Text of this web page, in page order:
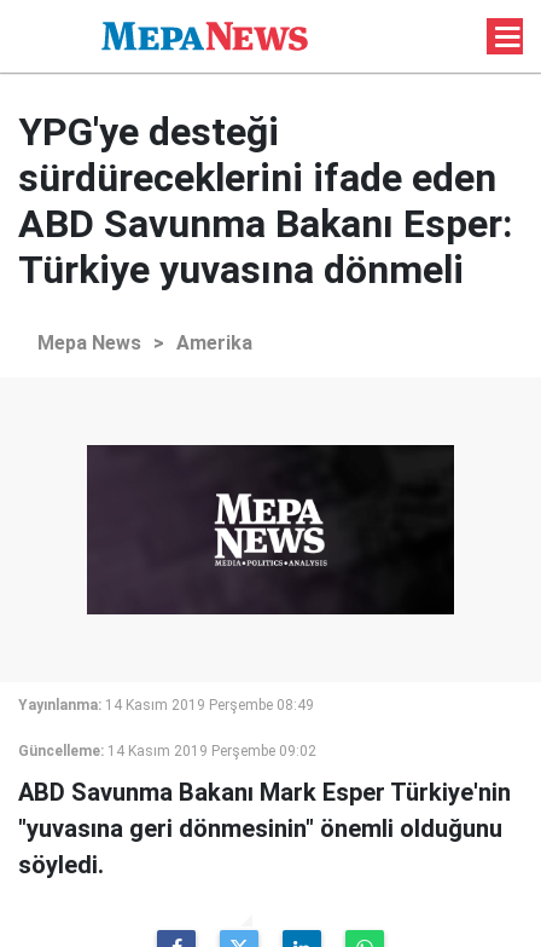
YPG'ye desteği
sürdüreceklerini ifade eden
ABD Savunma Bakanı Esper:
Türkiye yuvasına dönmeli
Mepa News > Amerika
Yayınlanma: 14 Kasım 2019 Perşembe 08:49
Güncelleme: 14 Kasım 2019 Perşembe 09:02
ABD Savunma Bakanı Mark Esper Türkiye'nin
"yuvasına geri dönmesinin" önemli olduğunu
söyledi.